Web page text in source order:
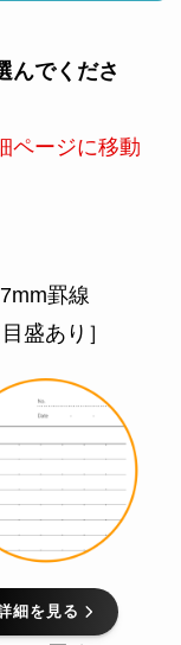
んでくださ
ページに移動
7mm罫線
目盛あり］
細を見る